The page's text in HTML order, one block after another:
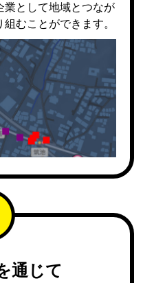
業として地域とつなが
むことができます。
通じて